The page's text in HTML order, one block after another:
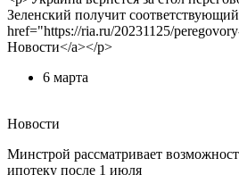
Зеленский получит
href="https://ria.ru/20231125/
Новости</a></p>
6 марта
Новости
Минстрой рассматривает
ипотеку после 1 июля